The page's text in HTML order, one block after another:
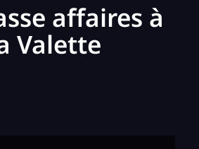
affaires à
Valette